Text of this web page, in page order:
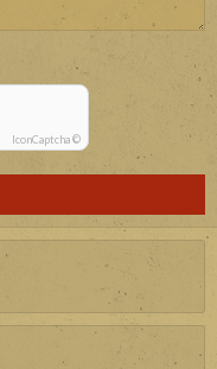
IconCaptcha ©